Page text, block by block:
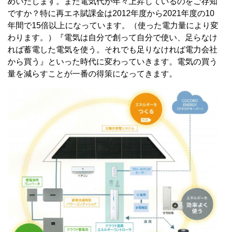
ですか？特に再エネ賦課金は2012年度から2021年度の10
年間で15倍以上になっています。（使った電力量により変
わります。）『電気は自分で創って自分で使い、足らなけ
れば蓄電した電気を使う。それでも足りなければ電力会社
から買う』といった時代に変わっていきます。電気の買う
量を減らすことが一番の得策になってきます。